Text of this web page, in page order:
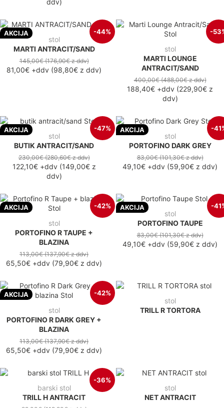
AKCIJA -44%
stol
MARTI ANTRACIT/SAND
145,00€(176,90€z ddv)
81,00€ +ddv (98,80€ z ddv)
-
stol
MARTI LOUNGE
ANTRACIT/SAND
400,00€(488,00€z ddv)
188,40€ +ddv (229,90€ z
ddv)
AKCIJA -47%
stol
BUTIK ANTRACIT/SAND
230,00€(280,60€z ddv)
122,10€+ddv(149,00€z
ddv)
AKCIJA -
stol
PORTOFINO DARK GREY
83,00€(101,30€z ddv)
49,10€ +ddv (59,90€ z ddv)
AKCIJA -42%
stol
PORTOFINO R TAUPE +
BLAZINA
113,00€(137,90€z ddv)
65,50€ +ddv (79,90€ z ddv)
AKCIJA -
stol
PORTOFINO TAUPE
83,00€(101,30€z ddv)
49,10€ +ddv (59,90€ z ddv)
AKCIJA -42%
stol
PORTOFINO R DARK GREY +
BLAZINA
113,00€(137,90€z ddv)
65,50€ +ddv (79,90€ z ddv)
stol
TRILL R TORTORA
-36%
barski stol
TRILL H ANTRACIT
stol
NET ANTRACIT